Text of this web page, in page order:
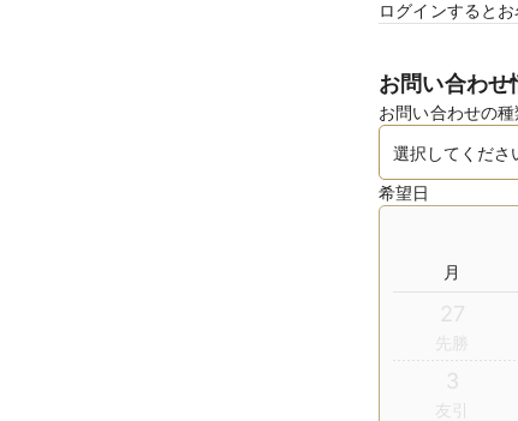
ログインすると
お問い合わせ
お問い合わせの種
希望日
月
27
先勝
3
友引